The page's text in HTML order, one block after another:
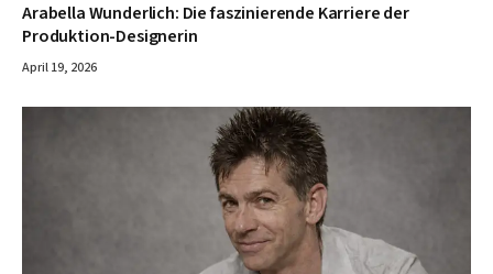
Arabella Wunderlich: Die faszinierende Karriere der
Produktion-Designerin
April 19, 2026